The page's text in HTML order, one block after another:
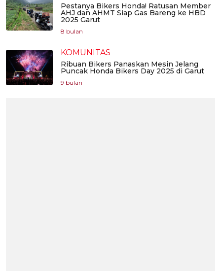
Pestanya Bikers Honda! Ratusan Member
AHJ dan AHMT Siap Gas Bareng ke HBD
2025 Garut
8 bulan
KOMUNITAS
Ribuan Bikers Panaskan Mesin Jelang
Puncak Honda Bikers Day 2025 di Garut
9 bulan